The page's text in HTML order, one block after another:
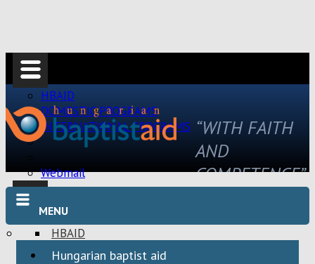
HBAID
DOMESTIC PROGRAMS
INTERNATIONAL PROGRAMS
Webmail
HBAID
DOMESTIC PROGRAMS
“WITH FAITH
AND
COMPETENCE”
MENU
Hungarian baptist aid